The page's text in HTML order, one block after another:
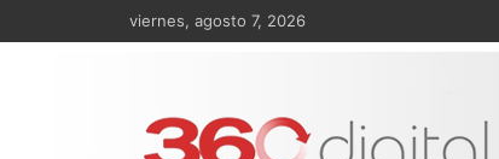
al
viernes, agosto 7, 2026